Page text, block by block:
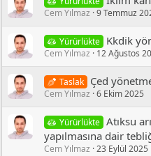
Cem Yılmaz 9 Temmuz
Yürürlükte Kkdi̇k
Cem Yılmaz 12 Ağustos
Taslak Çed
Cem Yılmaz 6 Ekim 2025
Yürürlükte Atıksu
yapılmasına dair
Cem Yılmaz 23 Eylül 2025